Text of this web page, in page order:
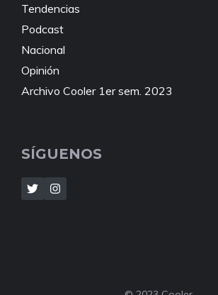
Tendencias
Podcast
Nacional
Opinión
Archivo Cooler 1er sem. 2023
SÍGUENOS